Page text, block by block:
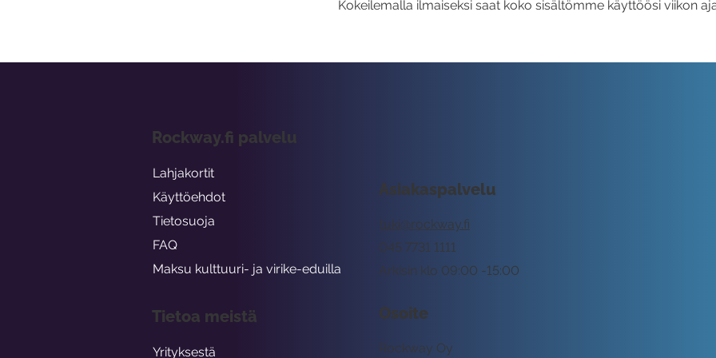
Kokeilemalla ilmaiseksi saat koko sisältömme käyttöösi viikon
Asiakaspalvelu
tuki@rockway.fi
Arkisin klo 09:00 -15:00
045 7731 1111
Osoite
Rockway Oy
Rockway.fi palvelu
Lahjakortit
Käyttöehdot
Tietosuoja
FAQ
Maksu kulttuuri- ja virike-eduilla
Tietoa meistä
Yrityksestä